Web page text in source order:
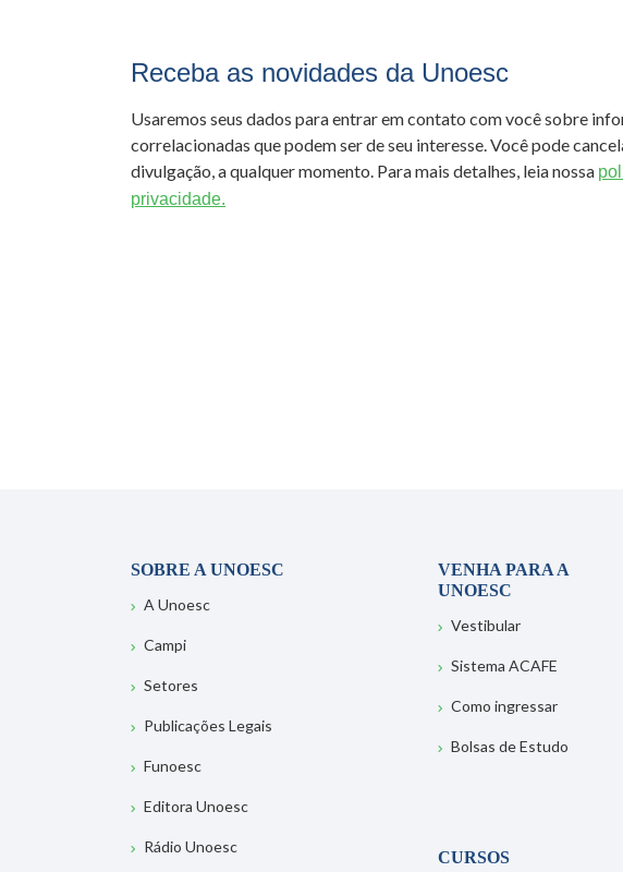
Receba as novidades da Unoesc
Usaremos seus dados para entrar em contato com você sobre
correlacionadas que podem ser de seu interesse. Você pode
divulgação, a qualquer momento. Para mais detalhes, leia nossa
privacidade.
SOBRE A UNOESC
A Unoesc
Campi
Setores
Publicações Legais
Funoesc
Editora Unoesc
Rádio Unoesc
VENHA PARA A
UNOESC
Vestibular
Sistema ACAFE
Como ingressar
Bolsas de Estudo
CURSOS